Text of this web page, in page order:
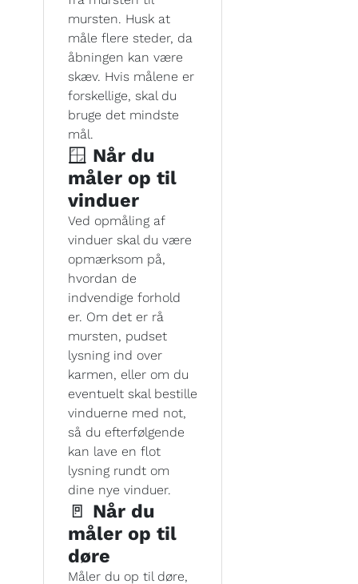
mursten. Husk at
måle flere steder, da
åbningen kan være
skæv. Hvis målene er
forskellige, skal du
bruge det mindste
mål.
🪟 Når du
måler op til
vinduer
Ved opmåling af
vinduer skal du være
opmærksom på,
hvordan de
indvendige forhold
er. Om det er rå
mursten, pudset
lysning ind over
karmen, eller om du
eventuelt skal bestille
vinduerne med not,
så du efterfølgende
kan lave en flot
lysning rundt om
dine nye vinduer.
🚪 Når du
måler op til
døre
Måler du op til døre,